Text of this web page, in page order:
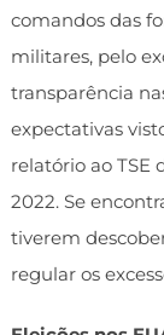
comandos das
militares, pelo
transparência
expectativas
relatório ao TSE
2022. Se
tiverem
regular os